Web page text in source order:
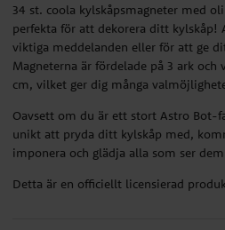
34 st. coola kylskåpsmagneter med
perfekta för att dekorera ditt kylskåp!
viktiga meddelanden eller för att ge
Magneterna är fördelade på 3 ark och
cm, vilket ger dig många
Oavsett om du är ett stort Astro Bot-
unikt att pryda ditt kylskåp med,
imponera och glädja alla som ser
Detta är en officiellt licensierad